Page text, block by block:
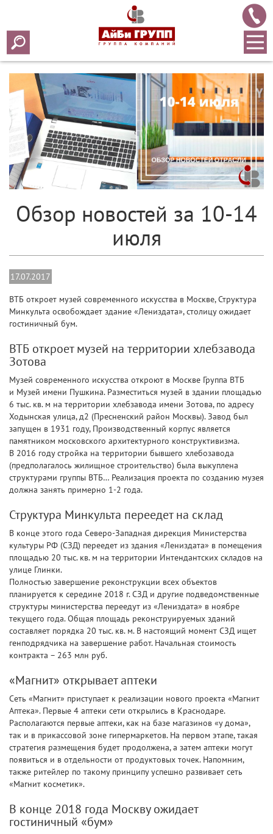
Array ( [0] => 2017 [1] => 07 [2] => 17 [3] => 211 )
Обзор новостей за 10-14
июля
17.07.2017
ВТБ откроет музей современного искусства в Москве, Структура
Минкульта освобождает здание «Лениздата», столицу ожидает
гостиничный бум.
ВТБ откроет музей на территории хлебзавода
Зотова
Музей современного искусства откроют в Москве Группа ВТБ
и Музей имени Пушкина. Разместиться музей в здании площадью
6 тыс. кв. м на территории хлебзавода имени Зотова, по адресу
Ходынская улица, д2 (Пресненский район Москвы). Завод был
запущен в 1931 году, Производственный корпус является
памятником московского архитектурного конструктивизма.
В 2016 году стройка на территории бывшего хлебозавода
(предполагалось жилищное строительство) была выкуплена
структурами группы ВТБ… Реализация проекта по созданию музея
должна занять примерно 1-2 года.
Структура Минкульта переедет на склад
В конце этого года Северо-Западная дирекция Министерства
культуры РФ (СЗД) переедет из здания «Лениздата» в помещения
площадью 20 тыс. кв. м на территории Интендантских складов на
улице Глинки.
Полностью завершение реконструкции всех объектов
планируется к середине 2018 г. СЗД и другие подведомственные
структуры министерства переедут из «Лениздата» в ноябре
текущего года. Общая площадь реконструируемых зданий
составляет порядка 20 тыс. кв. м. В настоящий момент СЗД ищет
генподрядчика на завершение работ. Начальная стоимость
контракта – 263 млн руб.
«Магнит» открывает аптеки
Сеть «Магнит» приступает к реализации нового проекта «Магнит
Аптека». Первые 4 аптеки сети открылись в Краснодаре.
Располагаются первые аптеки, как на базе магазинов «у дома»,
так и в прикассовой зоне гипермаркетов. На первом этапе, такая
стратегия размещения будет продолжена, а затем аптеки могут
появиться и в отдельности от продуктовых точек. Напомним,
также ритейлер по такому принципу успешно развивает сеть
«Магнит косметик».
В конце 2018 года Москву ожидает
гостиничный «бум»